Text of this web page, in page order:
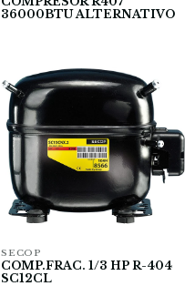
36000BTU ALTERNATIVO
SECOP
COMP.FRAC. 1/3 HP R-404
SC12CL